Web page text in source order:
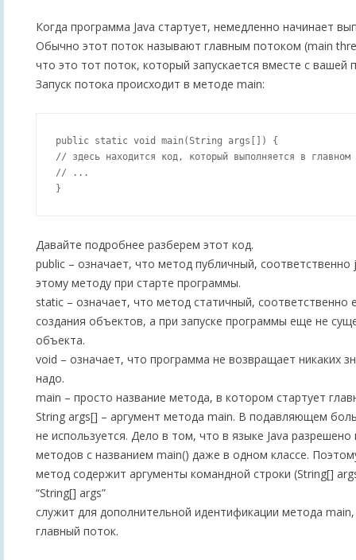
Когда программа Java стартует, немедленно начинает
Обычно этот поток называют главным потоком (main
что это тот поток, который запускается вместе с вашей
Запуск потока происходит в методе main:
public static void main(String args[]) {
// здесь находится код, который выполняется в главном
// ...
Давайте подробнее разберем этот код.
public – означает, что метод публичный, соответственно
этому методу при старте программы.
static – означает, что метод статичный, соответственно
создания объектов, а при запуске программы еще не
объекта.
void – означает, что программа не возвращает никаких
надо.
main – просто название метода, в котором стартует
String args[] – аргумент метода main. В подавляющем
не используется. Дело в том, что в языке Java разрешено
методов с названием main() даже в одном классе.
метод содержит аргументы командной строки (String[]
“String[] args”
служит для дополнительной идентификации метода
главный поток.